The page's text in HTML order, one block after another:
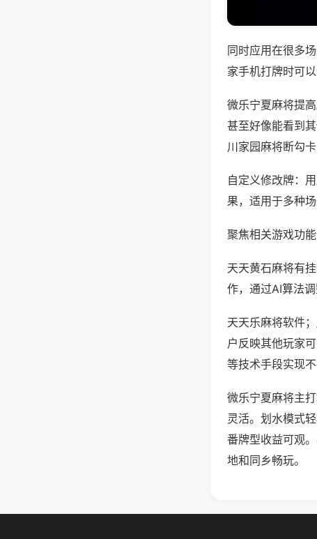
同时应用在很多
家手机打牌时可
微乐宁夏麻将提
甚至好像能看到
川家园麻将断勾
自定义修改牌：
果，适用于多种
聚焦相关游戏功能
天天黄石麻将有
作，通过AI算法调
天天乐麻将软件
户反映其他玩家
等技术手段实现不
微乐宁夏麻将主
灵活。划水模式
番牌型收益可观
地和同乡畅玩。